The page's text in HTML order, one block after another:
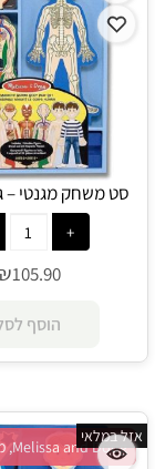
סט משחק מגנטי –
and Doug
105.90
הוסף
Melissa and Doug, מש' 1+, גיל 3+
אזל במלאי